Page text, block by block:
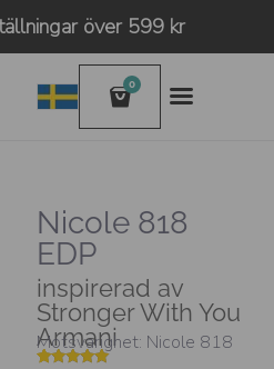
över 599 kr
0
Nicole 818
EDP
inspirerad av
Stronger With You
Armani
Motsvarighet: Nicole 818